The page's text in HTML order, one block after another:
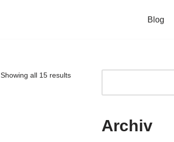
Blog
Showing all 15 results
Archiv